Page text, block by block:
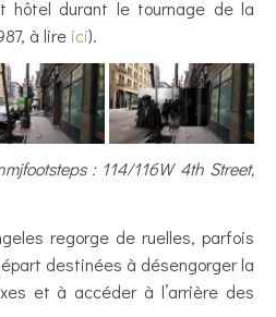
hôtel durant le tournage de la
à lire ici).
: 114/116W 4th Street,
regorge de ruelles, parfois
destinées à désengorger la
et à accéder à l’arrière des